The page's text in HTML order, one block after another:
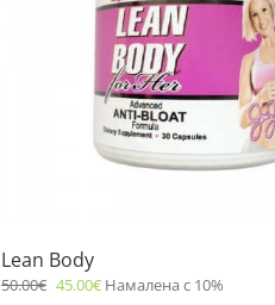
Lean Body
50.00€ 45.00€ Намалена с 10%